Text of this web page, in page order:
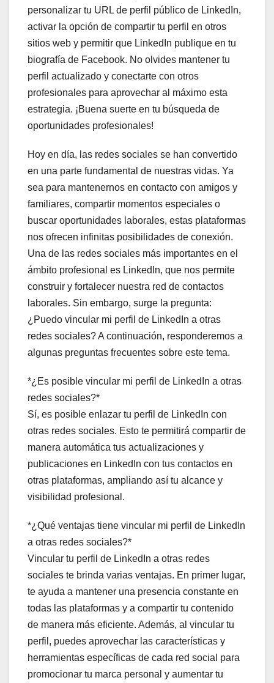
personalizar tu URL de perfil público de LinkedIn,
activar la opción de compartir tu perfil en otros
sitios web y permitir que LinkedIn publique en tu
biografía de Facebook. No olvides mantener tu
perfil actualizado y conectarte con otros
profesionales para aprovechar al máximo esta
estrategia. ¡Buena suerte en tu búsqueda de
oportunidades profesionales!
Hoy en día, las redes sociales se han convertido
en una parte fundamental de nuestras vidas. Ya
sea para mantenernos en contacto con amigos y
familiares, compartir momentos especiales o
buscar oportunidades laborales, estas plataformas
nos ofrecen infinitas posibilidades de conexión.
Una de las redes sociales más importantes en el
ámbito profesional es LinkedIn, que nos permite
construir y fortalecer nuestra red de contactos
laborales. Sin embargo, surge la pregunta:
¿Puedo vincular mi perfil de LinkedIn a otras
redes sociales? A continuación, responderemos a
algunas preguntas frecuentes sobre este tema.
*¿Es posible vincular mi perfil de LinkedIn a otras
redes sociales?*
Sí, es posible enlazar tu perfil de LinkedIn con
otras redes sociales. Esto te permitirá compartir de
manera automática tus actualizaciones y
publicaciones en LinkedIn con tus contactos en
otras plataformas, ampliando así tu alcance y
visibilidad profesional.
*¿Qué ventajas tiene vincular mi perfil de LinkedIn
a otras redes sociales?*
Vincular tu perfil de LinkedIn a otras redes
sociales te brinda varias ventajas. En primer lugar,
te ayuda a mantener una presencia constante en
todas las plataformas y a compartir tu contenido
de manera más eficiente. Además, al vincular tu
perfil, puedes aprovechar las características y
herramientas específicas de cada red social para
promocionar tu marca personal y aumentar tu